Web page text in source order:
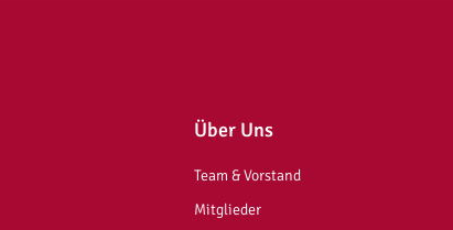
Über Uns
Team & Vorstand
Mitglieder